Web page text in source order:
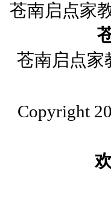
苍南启点家
苍南启点
Copyright